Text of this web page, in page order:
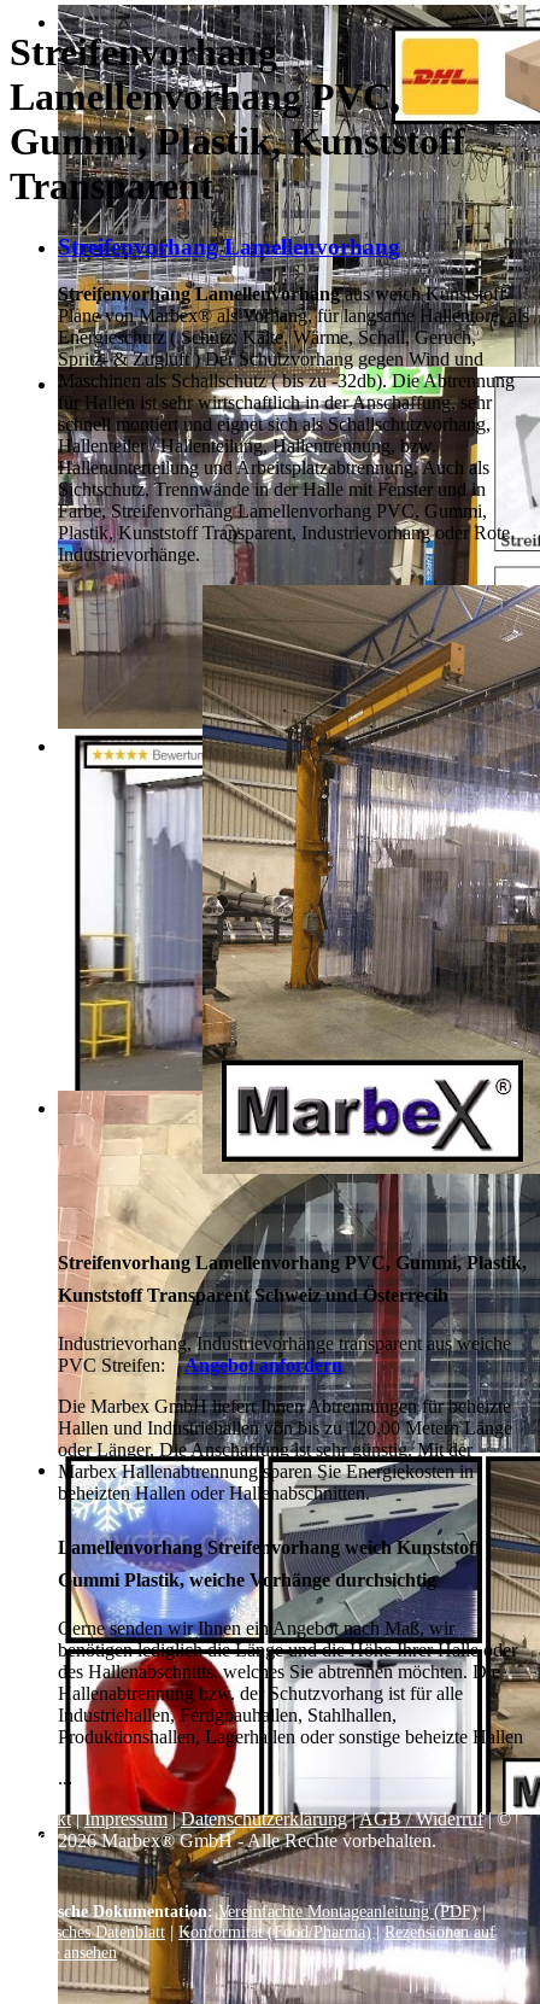
Streifenvorhang
Lamellenvorhang PVC,
Gummi, Plastik, Kunststoff
Transparent
Streifenvorhang Lamellenvorhang
Streifenvorhang Lamellenvorhangaus weich Kunststoff
Plane von Marbex® als Vorhang, für langsame Hallentore, als
Energieschutz (Schutz:Kälte, Wärme, Schall, Geruch,
Spritz- & Zugluft ) Der Schutzvorhang gegen Wind und
Maschinen als Schallschutz ( bis zu -32db). Die Abtrennung
für Hallen ist sehr wirtschaftlich in der Anschaffung, sehr
schnell montiert und eignet sich als Schallschutzvorhang,
Hallenteiler /Hallenteilung,Hallentrennung, bzw.
Hallenunterteilung und Arbeitsplatzabtrennung. Auch als
Sichtschutz, Trennwände in der Halle mit Fenster und in
Farbe, Streifenvorhang Lamellenvorhang PVC, Gummi,
Plastik, Kunststoff Transparent, Industrievorhang oder Rote
Industrievorhänge.
Streifenvorhang Lamellenvorhang PVC, Gummi, Plastik,
Kunststoff Transparent Schweiz und Österrecih
Industrievorhang, Industrievorhänge transparent aus weiche
PVC Streifen:
Angebot anfordern
Die Marbex GmbH liefert Ihnen Abtrennungen für beheizte
Hallen und Industriehallen von bis zu 120,00 Metern Länge
oder Länger. Die Anschaffung ist sehr günstig. Mit der
Marbex Hallenabtrennung sparen Sie Energiekosten in
beheizten Hallen oder Hallenabschnitten.
Lamellenvorhang Streifenvorhang weich Kunststoff
Gummi Plastik, weiche Vorhänge durchsichtig
Gerne senden wir Ihnen ein Angebot nach Maß, wir
benötigen lediglich die Länge und die Höhe Ihrer Halle oder
des Hallenabschnitts, welches Sie abtrennen möchten. Die
Hallenabtrennung bzw. der Schutzvorhang ist für alle
Industriehallen, Fertigbauhallen, Stahlhallen,
Produktionshallen, Lagerhallen oder sonstige beheizte Hallen
...
Kontakt|Impressum|Datenschutzerklärung|AGB / Widerruf| ©
1999– 2026Marbex® GmbH - Alle Rechte vorbehalten.
Technische Dokumentation: Vereinfachte Montageanleitung (PDF)|
Technisches Datenblatt | Konformität (Food/Pharma)|Rezensionen auf
Google ansehen